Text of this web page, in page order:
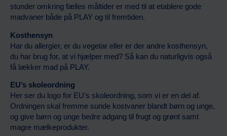
stunder omkring fælles måltider er med til at etablere gode
madvaner både på PLAY og til fremtiden.
Kosthensyn
Har du allergier, er du vegetar eller er der andre kosthensyn,
du har brug for, at vi hjælper med? Så kan du naturligvis også
få lækker mad på PLAY.
EU’s skoleordning
Her ser du logo for EU’s skoleordning, som vi er en del af.
Ordningen skal fremme sunde kostvaner blandt børn og unge,
og give børn og unge bedre adgang til frugt og grønt samt
magre mælkeprodukter.